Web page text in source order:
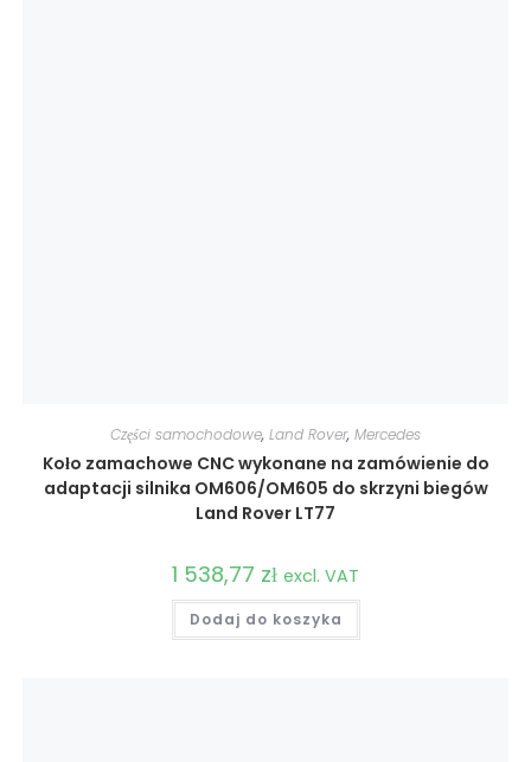
Części samochodowe, Land Rover, Mercedes
Koło zamachowe CNC wykonane na zamówienie do
adaptacji silnika OM606/OM605 do skrzyni biegów
Land Rover LT77
1 538,77 zł excl. VAT
Dodaj do koszyka